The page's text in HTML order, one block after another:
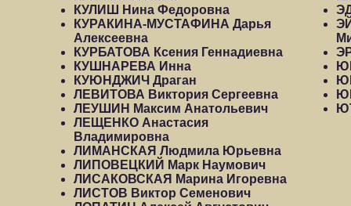
КУЛИШ Нина Федоровна
КУРАКИНА-МУСТАФИНА Дарья
Алексеевна
КУРБАТОВА Ксения Геннадиевна
КУШНАРЕВА Инна
КУЮНДЖИЧ Драган
ЛЕВИТОВА Виктория Сергеевна
ЛЕУШИН Максим Анатольевич
ЛЕЩЕНКО Анастасия
Владимировна
ЛИМАНСКАЯ Людмила Юрьевна
ЛИПОВЕЦКИЙ Марк Наумович
ЛИСАКОВСКАЯ Марина Игоревна
ЛИСТОВ Виктор Семенович